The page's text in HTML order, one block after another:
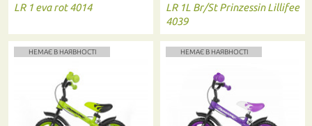
LR 1 eva rot 4014
LR 1L Br/St Prinzessin Lillifee
4039
НЕМАЄ В НАЯВНОСТІ НЕМАЄ В НАЯВНОСТІ